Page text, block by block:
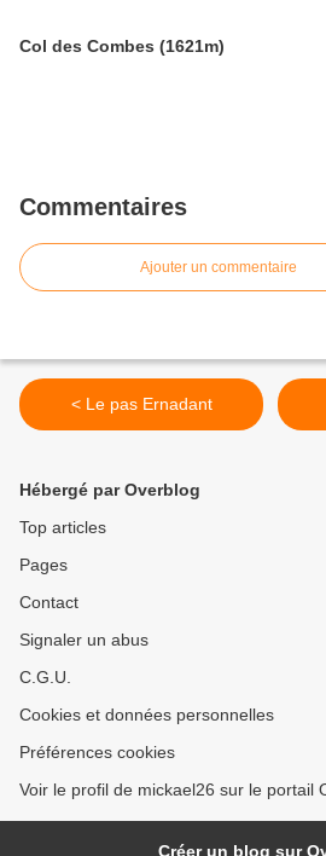
Col des Combes (1621m)
Commentaires
Ajouter un commentaire
< Le pas Ernadant
Hébergé par Overblog
Top articles
Pages
Contact
Signaler un abus
C.G.U.
Cookies et données personnelles
Préférences cookies
Voir le profil de mickael26 sur le portail
Créer un blog sur